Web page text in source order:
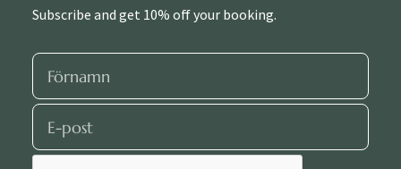
Subscribe and get 10% off your booking.